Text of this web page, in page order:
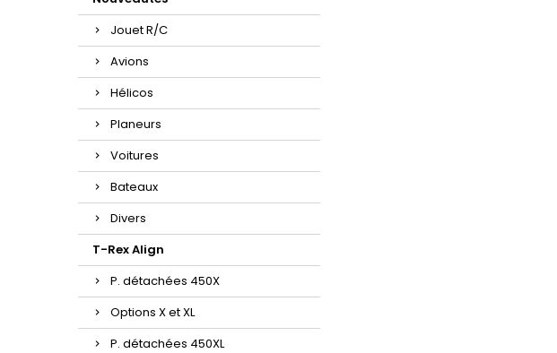
Jouet R/C
Avions
Hélicos
Planeurs
Voitures
Bateaux
Divers
T-Rex Align
P. détachées 450X
Options X et XL
P. détachées 450XL